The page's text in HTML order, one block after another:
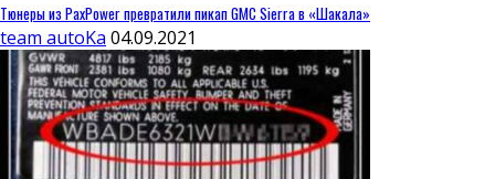
Тюнеры из PaxPower превратили пикап GMC Sierra в «Шакала»
team autoKa 04.09.2021